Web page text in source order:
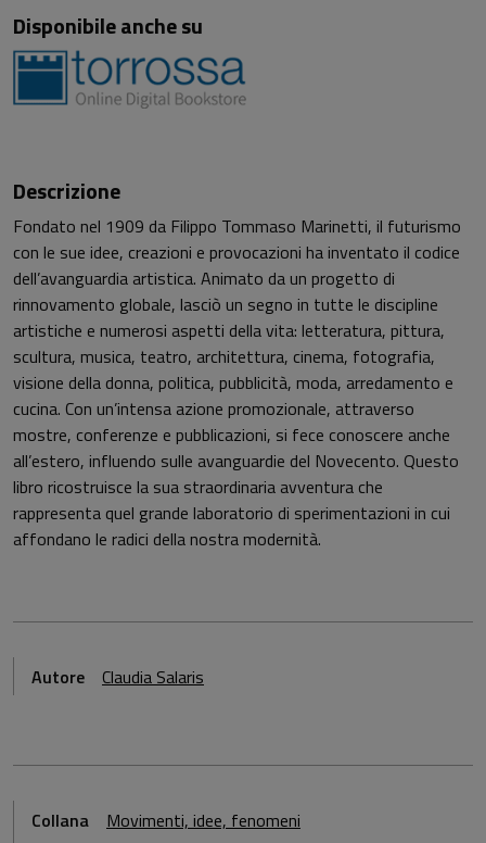
Disponibile anche su
Descrizione
Fondato nel 1909 da Filippo Tommaso Marinetti, il futurismo
con le sue idee, creazioni e provocazioni ha inventato il codice
dell’avanguardia artistica. Animato da un progetto di
rinnovamento globale, lasciò un segno in tutte le discipline
artistiche e numerosi aspetti della vita: letteratura, pittura,
scultura, musica, teatro, architettura, cinema, fotografia,
visione della donna, politica, pubblicità, moda, arredamento e
cucina. Con un’intensa azione promozionale, attraverso
mostre, conferenze e pubblicazioni, si fece conoscere anche
all’estero, influendo sulle avanguardie del Novecento. Questo
libro ricostruisce la sua straordinaria avventura che
rappresenta quel grande laboratorio di sperimentazioni in cui
affondano le radici della nostra modernità.
Autore Claudia Salaris
Collana
Movimenti, idee, fenomeni